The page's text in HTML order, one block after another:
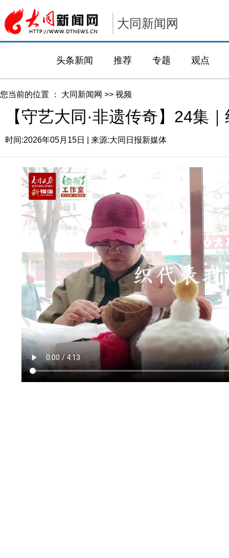
大同新闻网
头条新闻 推荐 专题 观点
您当前的位置 ： 大同新闻网 >> 视频
【守艺大同·非遗传奇】24集
时间:2026年05月15日 | 来源:大同日报新媒体